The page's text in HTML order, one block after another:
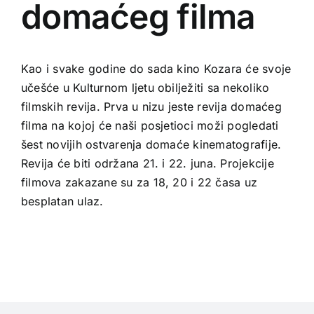
domaćeg filma
Kao i svake godine do sada kino Kozara će svoje
učešće u Kulturnom ljetu obilježiti sa nekoliko
filmskih revija. Prva u nizu jeste revija domaćeg
filma na kojoj će naši posjetioci moži pogledati
šest novijih ostvarenja domaće kinematografije.
Revija će biti održana 21. i 22. juna. Projekcije
filmova zakazane su za 18, 20 i 22 časa uz
besplatan ulaz.